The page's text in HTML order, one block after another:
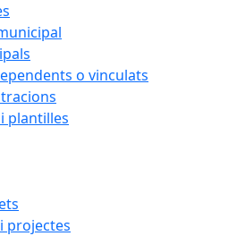
o vinculats
plantilles
projectes